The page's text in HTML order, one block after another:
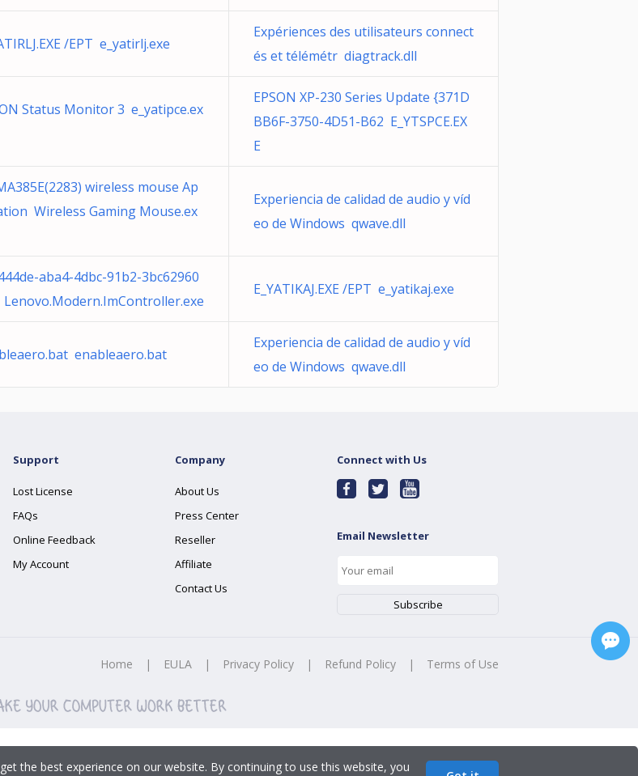
/EPT e_yatirlj.exe
Expériences des utilisateurs connect
és et télémétr diagtrack.dll
Status Monitor 3 e_yatipce.ex
EPSON XP-230 Series Update {371D
BB6F-3750-4D51-B62 E_YTSPCE.EX
E
wireless mouse Ap
Wireless Gaming Mouse.ex
Experiencia de calidad de audio y víd
eo de Windows qwave.dll
aba4-4dbc-91b2-3bc62960
E_YATIKAJ.EXE /EPT e_yatikaj.exe
enableaero.bat
Experiencia de calidad de audio y víd
eo de Windows qwave.dll
Support
Lost License
FAQs
Online Feedback
My Account
Company
About Us
Press Center
Reseller
Affiliate
Contact Us
Connect with Us
Email Newsletter
Home | EULA | Privacy Policy | Refund Policy | Terms of Use
the best experience on our website. By continuing to use this website, you